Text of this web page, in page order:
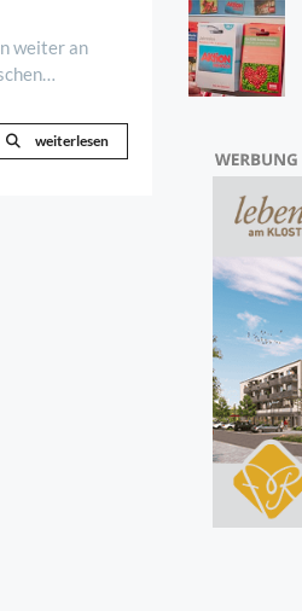
weiter an
weiterlesen